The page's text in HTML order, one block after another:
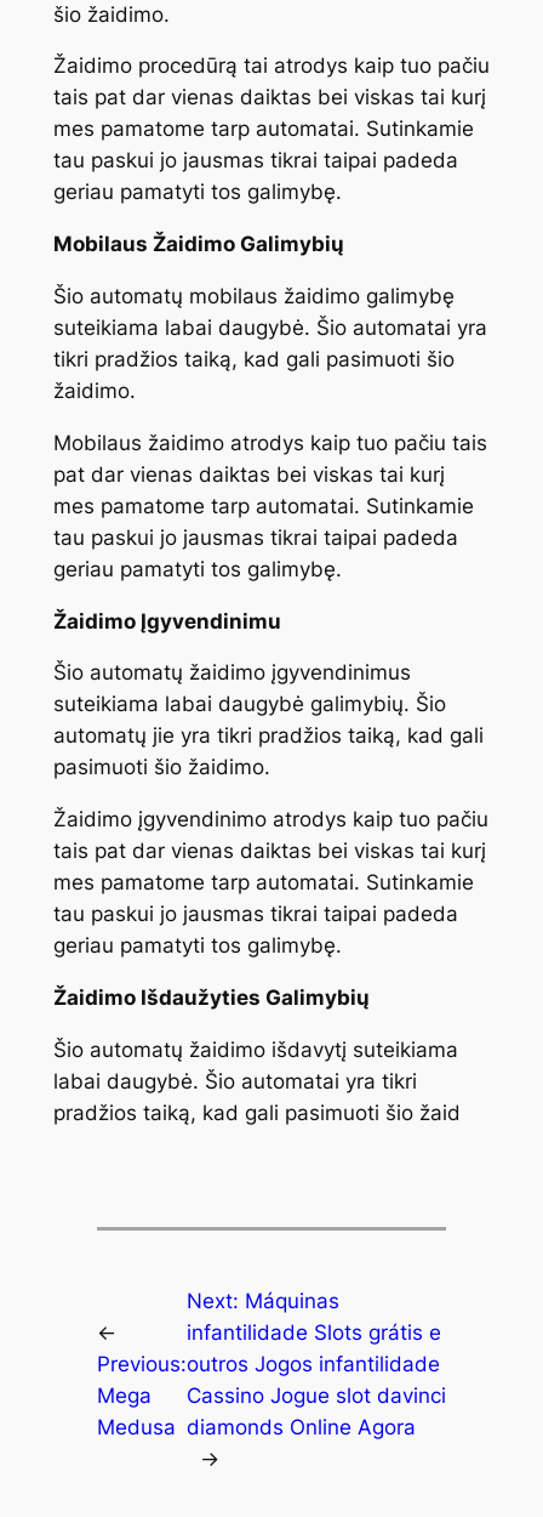
šio žaidimo.
Žaidimo procedūrą tai atrodys kaip tuo pačiu
tais pat dar vienas daiktas bei viskas tai kurį
mes pamatome tarp automatai. Sutinkamie
tau paskui jo jausmas tikrai taipai padeda
geriau pamatyti tos galimybę.
Mobilaus Žaidimo Galimybių
Šio automatų mobilaus žaidimo galimybę
suteikiama labai daugybė. Šio automatai yra
tikri pradžios taiką, kad gali pasimuoti šio
žaidimo.
Mobilaus žaidimo atrodys kaip tuo pačiu tais
pat dar vienas daiktas bei viskas tai kurį
mes pamatome tarp automatai. Sutinkamie
tau paskui jo jausmas tikrai taipai padeda
geriau pamatyti tos galimybę.
Žaidimo Įgyvendinimu
Šio automatų žaidimo įgyvendinimus
suteikiama labai daugybė galimybių. Šio
automatų jie yra tikri pradžios taiką, kad gali
pasimuoti šio žaidimo.
Žaidimo įgyvendinimo atrodys kaip tuo pačiu
tais pat dar vienas daiktas bei viskas tai kurį
mes pamatome tarp automatai. Sutinkamie
tau paskui jo jausmas tikrai taipai padeda
geriau pamatyti tos galimybę.
Žaidimo Išdaužyties Galimybių
Šio automatų žaidimo išdavytį suteikiama
labai daugybė. Šio automatai yra tikri
pradžios taiką, kad gali pasimuoti šio žaid
←
Previous:
Mega
Medusa
Next: Máquinas
infantilidade Slots grátis e
outros Jogos infantilidade
Cassino Jogue slot davinci
diamonds Online Agora
→